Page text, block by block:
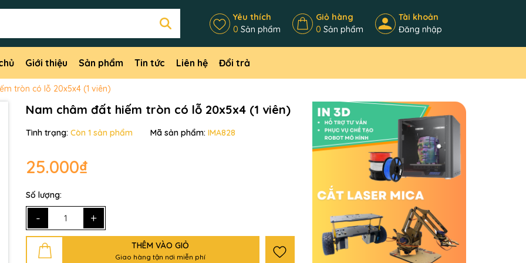
Yêu thích
0 Sản phẩm
Giỏ hàng
0 Sản phẩm
Tài khoản
Đăng nhập
Giới thiệu Sản phẩm Tin tức Liên hệ Đổi trả
tròn có lỗ 20x5x4 (1 viên)
Nam châm đất hiếm tròn có lỗ 20x5x4 (1 viên)
Tình trạng: Còn 1 sản phẩm Mã sản phẩm: IMA828
25.000₫
Số lượng:
- +
THÊM VÀO GIỎ
Giao hàng tận nơi miễn phí
Mã giảm giá:
Ngày hết hạn:
Điều kiện: